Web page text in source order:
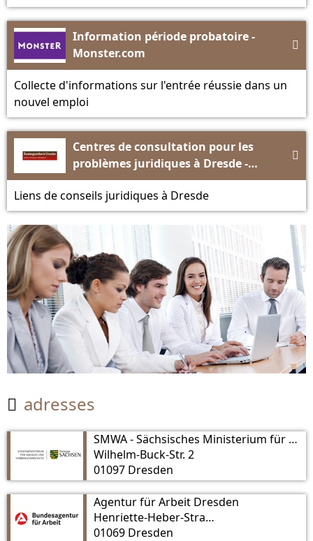
Information période probatoire -
Monster.com

Collecte d'informations sur l'entrée réussie dans un
nouvel emploi
Centres de consultation pour les
problèmes juridiques à Dresde -
beratungsstellen-dresden.de

Liens de conseils juridiques à Dresde
 adresses
SMWA - Sächsisches Ministerium für Wirtschaft, Arbeit und Verkehr
Wilhelm-Buck-Str. 2
01097 Dresden
Agentur für Arbeit Dresden
Henriette-Heber-Straße 6
01069 Dresden